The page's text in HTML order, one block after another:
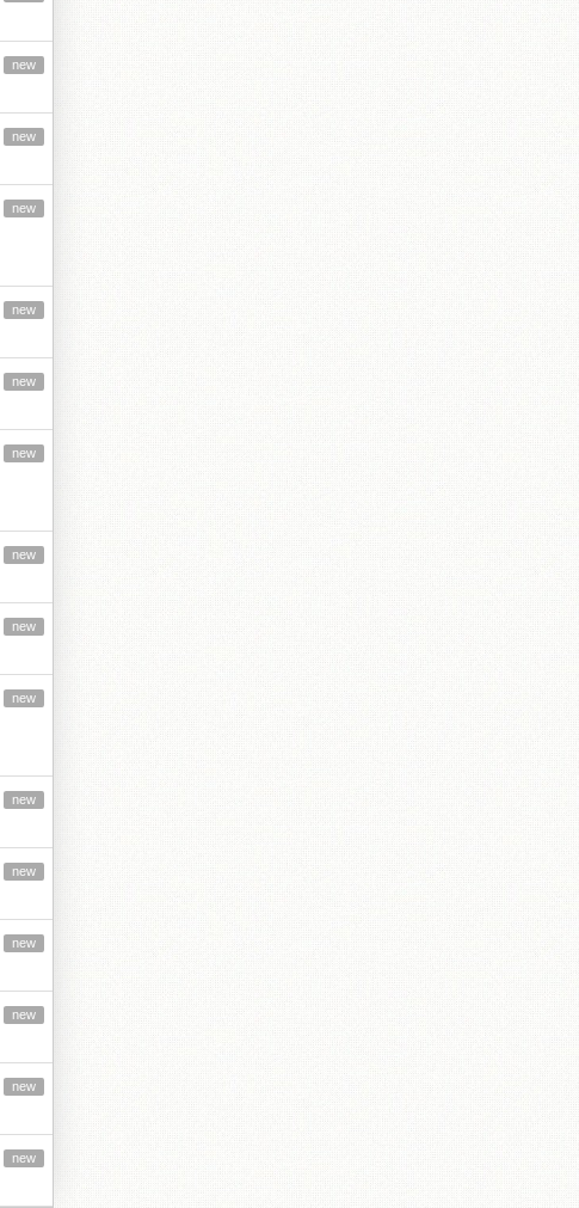
new
new
new
new
new
new
new
new
new
new
new
new
new
new
new